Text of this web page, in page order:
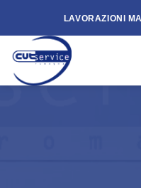
content
LAVORAZIONI